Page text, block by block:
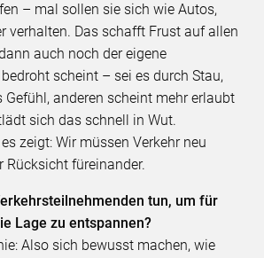
– mal sollen sie sich wie Autos,
verhalten. Das schafft Frust auf allen
auch noch der eigene
scheint – sei es durch Stau,
Gefühl, anderen scheint mehr erlaubt
sich das schnell in Wut.
zeigt: Wir müssen Verkehr neu
Rücksicht füreinander.
tun, um für
Lage zu entspannen?
Also sich bewusst machen, wie